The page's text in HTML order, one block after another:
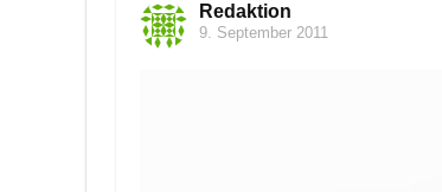
Redaktion
9. September 2011